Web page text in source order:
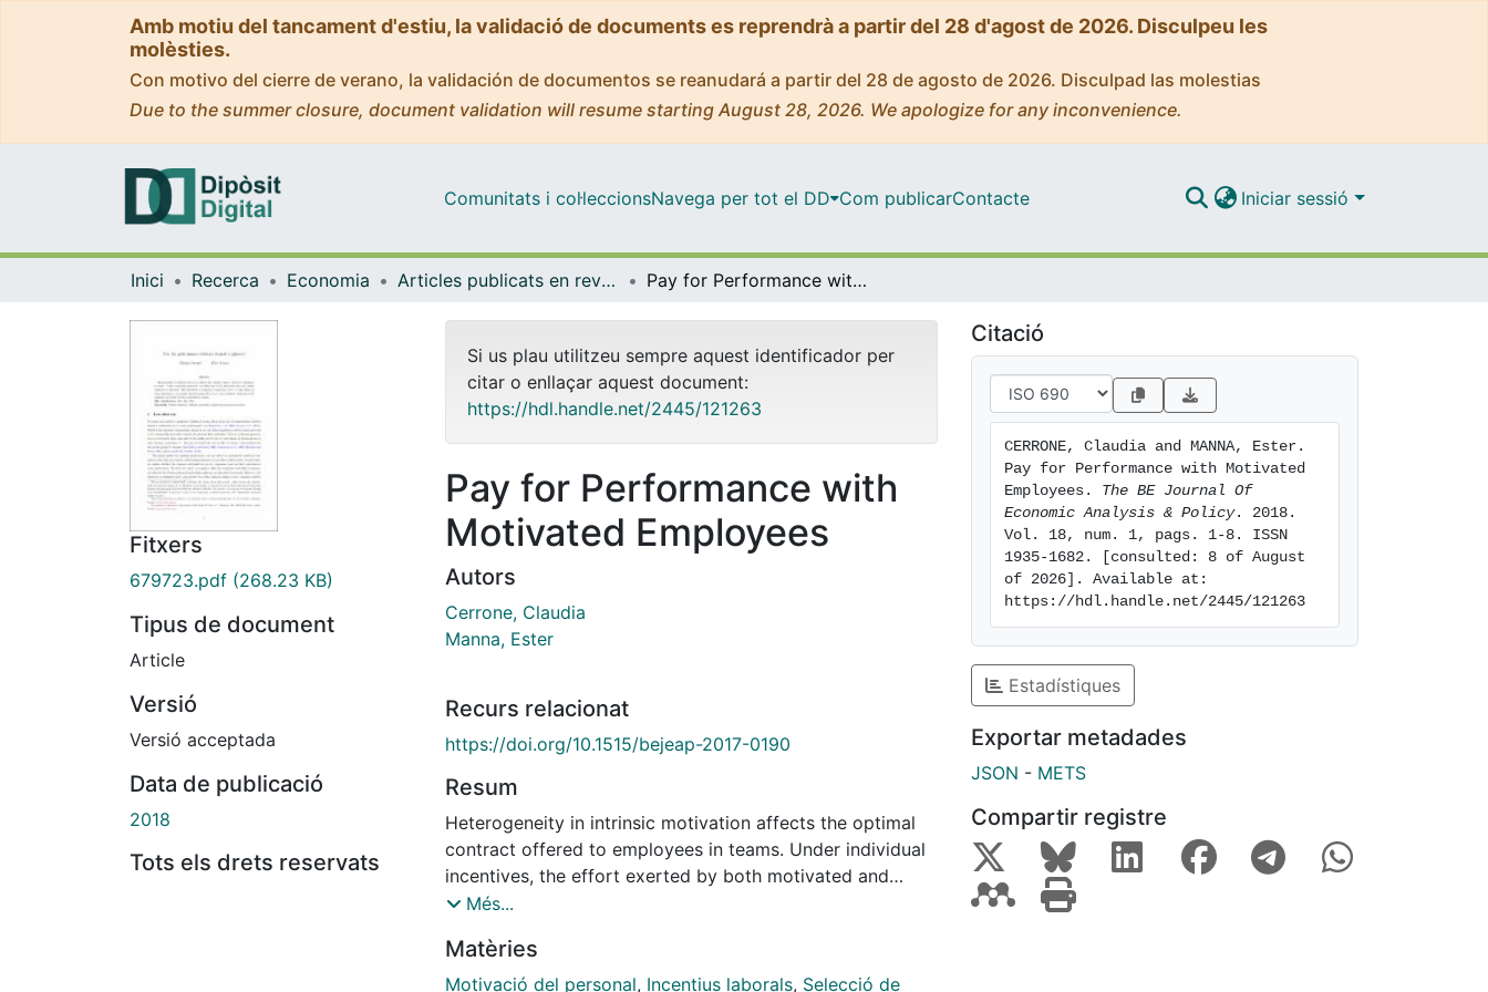
Amb motiu del tancament d'estiu, la validació de documents es reprendrà a partir del 28 d'agost de 2026. Disculpeu les
molèsties.
Con motivo del cierre de verano, la validación de documentos se reanudará a partir del 28 de agosto de 2026. Disculpad las molestias
Due to the summer closure, document validation will resume starting August 28, 2026. We apologize for any inconvenience.
Comunitats i col·leccionsNavega per tot el DD Com publicarContacte Iniciar sessió
Inici Recerca Economia Articles publicats en revistes (Economia) Pay for Performance with Motivated Employees
Fitxers
679723.pdf (268.23 KB)
Tipus de document
Article
Versió
Versió acceptada
Data de publicació
2018
Tots els drets reservats
Si us plau utilitzeu sempre aquest identificador per
citar o enllaçar aquest document:
https://hdl.handle.net/2445/121263
Pay for Performance with
Motivated Employees
Autors
Cerrone, Claudia
Manna, Ester
Recurs relacionat
https://doi.org/10.1515/bejeap-2017-0190
Resum
Heterogeneity in intrinsic motivation affects the optimal
contract offered to employees in teams. Under individual
incentives, the effort exerted by both motivated and
selfish employees is distorted. This distortion is mitigated
As a result, the principal prefers to use team incentives,
while motivated employees are better off with individual
Més...
Matèries
Motivació del personal, Incentius laborals, Selecció de
Citació
CERRONE, Claudia and MANNA, Ester.
Pay for Performance with Motivated
Employees. The BE Journal Of
Economic Analysis & Policy. 2018.
Vol. 18, num. 1, pags. 1-8. ISSN
1935-1682. [consulted: 8 of August
of 2026]. Available at:
https://hdl.handle.net/2445/121263
Estadístiques
Exportar metadades
JSON - METS
Compartir registre